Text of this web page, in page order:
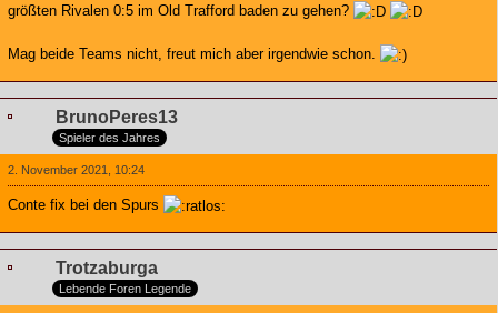
größten Rivalen 0:5 im Old Trafford baden zu gehen?
Mag beide Teams nicht, freut mich aber irgendwie schon.
BrunoPeres13
Spieler des Jahres
2. November 2021, 10:24
Conte fix bei den Spurs
Trotzaburga
Lebende Foren Legende